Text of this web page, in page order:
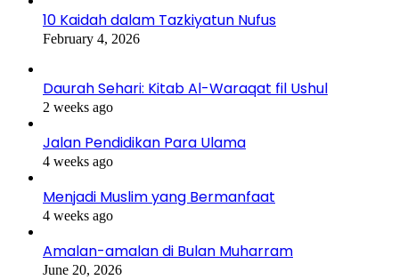
10 Kaidah dalam Tazkiyatun Nufus
February 4, 2026
Daurah Sehari: Kitab Al-Waraqat fil Ushul
2 weeks ago
Jalan Pendidikan Para Ulama
4 weeks ago
Menjadi Muslim yang Bermanfaat
4 weeks ago
Amalan-amalan di Bulan Muharram
June 20, 2026